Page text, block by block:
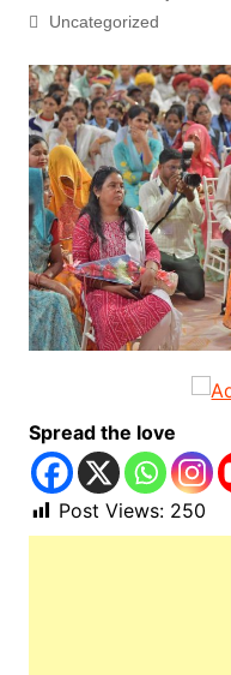
Uncategorized
Spread the love
Post Views: 250